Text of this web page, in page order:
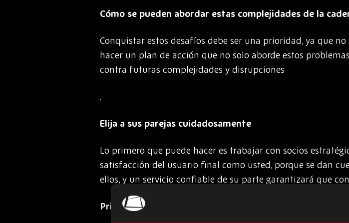
Cómo se pueden abordar estas complejidades de la
Conquistar estos desafíos debe ser una prioridad, ya que
hacer un plan de acción que no solo aborde estos
contra futuras complejidades y disrupciones
.
Elija a sus parejas cuidadosamente
Lo primero que puede hacer es trabajar con socios
satisfacción del usuario final como usted, porque se dan
ellos, y un servicio confiable de su parte garantizará que
Prioritar la planificación anticipada